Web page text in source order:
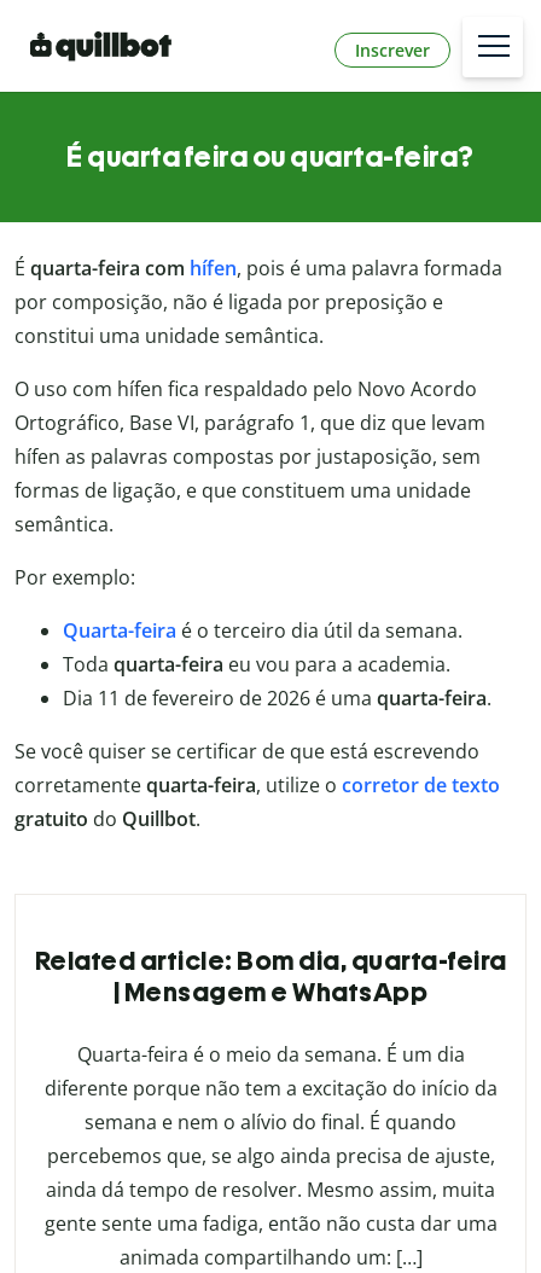
Inscrever
É quarta feira ou quarta-feira?
É quarta-feira com hífen, pois é uma palavra formada
por composição, não é ligada por preposição e
constitui uma unidade semântica.
O uso com hífen fica respaldado pelo Novo Acordo
Ortográfico, Base VI, parágrafo 1, que diz que levam
hífen as palavras compostas por justaposição, sem
formas de ligação, e que constituem uma unidade
semântica.
Por exemplo:
Quarta-feira é o terceiro dia útil da semana.
Toda quarta-feira eu vou para a academia.
Dia 11 de fevereiro de 2026 é uma quarta-feira.
Se você quiser se certificar de que está escrevendo
corretamentequarta-feira, utilize o corretor de texto
gratuito do Quillbot.
Related article: Bom dia, quarta-feira
| Mensagem e WhatsApp
Quarta-feira é o meio da semana. É um dia
diferente porque não tem a excitação do início da
semana e nem o alívio do final. É quando
percebemos que, se algo ainda precisa de ajuste,
ainda dá tempo de resolver. Mesmo assim, muita
gente sente uma fadiga, então não custa dar uma
animada compartilhando um: […]